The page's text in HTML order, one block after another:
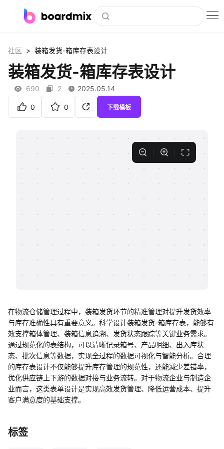
社区资源
下载
私有化部署
客户案例
支持
知识分享社区
社区 > 装箱发货-箱库存表设计
装箱发货-箱库存表设计
690 2 2025.05.14
0 0 下载模板
在物流仓储管理过程中，装箱发货环节的精准管理对提升发货效率
与库存准确性具有重要意义。科学设计装箱发货-箱库存表，能够有
效支撑箱体管理、装箱信息追溯、发货状态跟踪等关键业务需求。
通过规范化的表结构，可以清晰记录箱号、产品明细、出入库状
态、批次信息等数据，实现全过程的数据可视化与智能分析。合理
的库存表设计不仅能够提升库存管理的规范性，还能减少差错率，
优化供应链上下游的数据对接与业务流转。对于物流企业与制造企
业而言，这类表单设计是实现高效发货管理、降低运营成本、提升
客户满意度的基础支撑。
标签